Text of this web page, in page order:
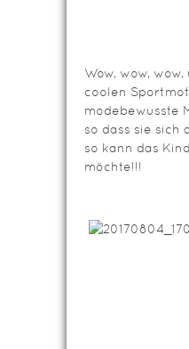
Wow, wow,
coolen
modebewusste
so dass sie sich
so kann das
möchte!!!